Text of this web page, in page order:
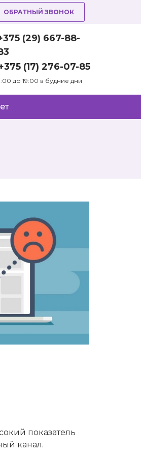
ОБРАТНЫЙ ЗВОНОК
(29) 667-88-
(17) 276-07-85
до 19:00 в будние дни
показатель
канал.